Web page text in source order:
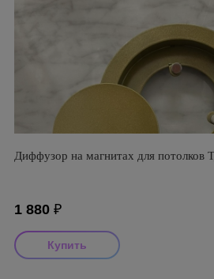
Диффузор на магнитах для потолков
1 880 ₽